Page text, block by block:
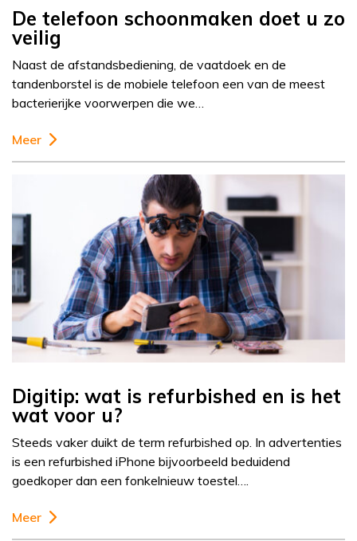
De telefoon schoonmaken doet u zo
veilig
Naast de afstandsbediening, de vaatdoek en de
tandenborstel is de mobiele telefoon een van de meest
bacterierijke voorwerpen die we…
Meer
Digitip: wat is refurbished en is het
wat voor u?
Steeds vaker duikt de term refurbished op. In advertenties
is een refurbished iPhone bijvoorbeeld beduidend
goedkoper dan een fonkelnieuw toestel….
Meer